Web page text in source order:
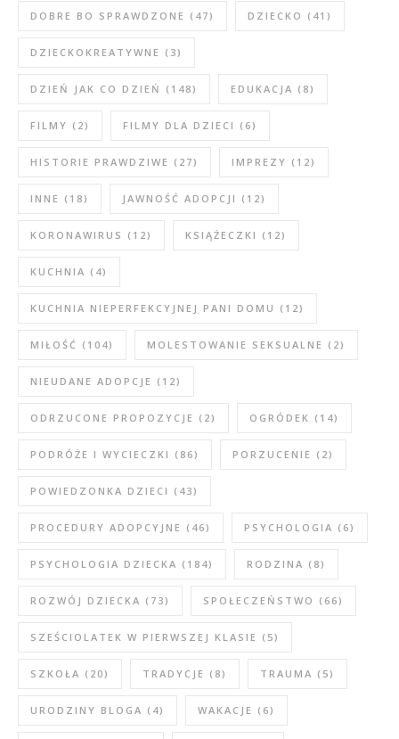
DOBRE BO SPRAWDZONE (47) DZIECKO (41)
DZIECKOKREATYWNE (3)
DZIEŃ JAK CO DZIEŃ (148) EDUKACJA (8)
FILMY (2) FILMY DLA DZIECI (6)
HISTORIE PRAWDZIWE (27) IMPREZY (12)
INNE (18) JAWNOŚĆ ADOPCJI (12)
KORONAWIRUS (12) KSIĄŻECZKI (12)
KUCHNIA (4)
KUCHNIA NIEPERFEKCYJNEJ PANI DOMU (12)
MIŁOŚĆ (104) MOLESTOWANIE SEKSUALNE (2)
NIEUDANE ADOPCJE (12)
ODRZUCONE PROPOZYCJE (2) OGRÓDEK (14)
PODRÓŻE I WYCIECZKI (86) PORZUCENIE (2)
POWIEDZONKA DZIECI (43)
PROCEDURY ADOPCYJNE (46) PSYCHOLOGIA (6)
PSYCHOLOGIA DZIECKA (184) RODZINA (8)
ROZWÓJ DZIECKA (73) SPOŁECZEŃSTWO (66)
SZEŚCIOLATEK W PIERWSZEJ KLASIE (5)
SZKOŁA (20) TRADYCJE (8) TRAUMA (5)
URODZINY BLOGA (4) WAKACJE (6)